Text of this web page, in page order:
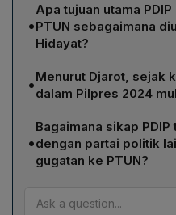
•
Apa tujuan utama
PTUN sebagaimana
Hidayat?
PDIP mengajukan
membatalkan hasil
upaya hukum yang
penyimpangan secara
pemilihan presiden,
keadilan dan mengoreksi
•Menurut Djarot, sejak
dalam Pilpres 2024
Djarot menyatakan
Putusan Mahkamah
90/PUU‑XXI/2023
penerimaan pencalonan
sebagai calon wakil
pelanggaran etik KPU
•
Bagaimana sikap
dengan partai politik
gugatan ke PTUN?
Djarot menegaskan
dengan partai lain